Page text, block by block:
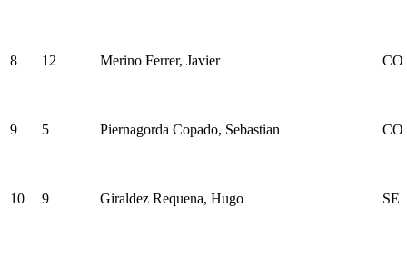
8 12 Merino Ferrer, Javier CO
9 5 Piernagorda Copado, Sebastian CO
10 9 Giraldez Requena, Hugo SE